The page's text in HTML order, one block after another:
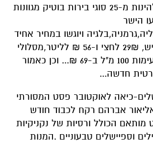
סועדי הפפה להינות מ-25 סוגי בירות בוטיק מגוונות
הישר
ויוגשו במחיר אחיד
של 25 ₪ לשליש, 29₪ לחצי ו-56 ₪ לליטר,מסלולי
טעימות – 6 טעימות 100 מ"ל ב-69 ₪... וכן כאמור
חדשה...
כיאה לאוקטובר פסט המסורתי
אברהם רקח לכבוד חודש
מותאם הכולל ורסיות של נקניקיות
וספיישלים טבעוניים .המנות